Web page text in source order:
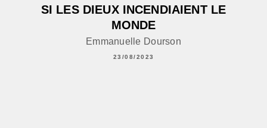
SI LES DIEUX INCENDIAIENT LE
MONDE
Emmanuelle Dourson
23/08/2023